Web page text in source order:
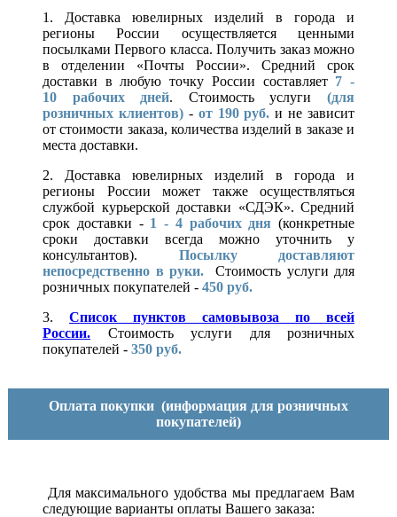
1. Доставка ювелирных изделий в города и
регионы России осуществляется ценными
посылками Первого класса. Получить заказ можно
в отделении «Почты России». Средний срок
доставки в любую точку России составляет 7 -
10 рабочих дней. Стоимость услуги(для
розничных клиентов)- от 190 руб. и не зависит
от стоимости заказа, количества изделий в заказе и
места доставки.
2. Доставка ювелирных изделий в города и
регионы России может также осуществляться
службой курьерской доставки «СДЭК». Средний
срок доставки - 1 - 4 рабочих дня (конкретные
сроки доставки всегда можно уточнить у
консультантов). Посылку доставляют
непосредственно в руки.
Стоимость услуги для
розничных покупателей - 450 руб.
3. Список пунктов самовывоза по всей
России.
Стоимость услуги для розничных
покупателей - 350 руб.
Оплата покупки (информация для розничных
покупателей)
Для максимального удобства мы предлагаем Вам
следующие варианты оплаты Вашего заказа: